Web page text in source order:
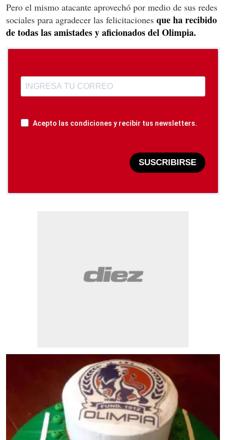
Pero el mismo atacante aprovechó por medio de sus redes
sociales para agradecer las felicitaciones que ha recibido
de todas las amistades y aficionados del Olimpia.
Acepto las condiciones y recibir tus newsletters.
SUSCRIBIRSE